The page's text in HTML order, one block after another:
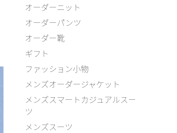
オーダーニット
オーダーパンツ
オーダー靴
ギフト
ファッション小物
メンズオーダージャケット
メンズスマートカジュアルスー
ツ
メンズスーツ